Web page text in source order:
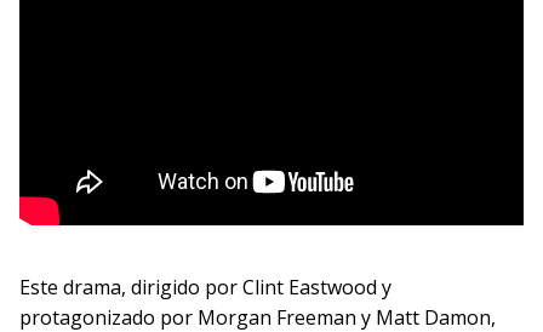
Este drama, dirigido por Clint Eastwood y
protagonizado por Morgan Freeman y Matt Damon,